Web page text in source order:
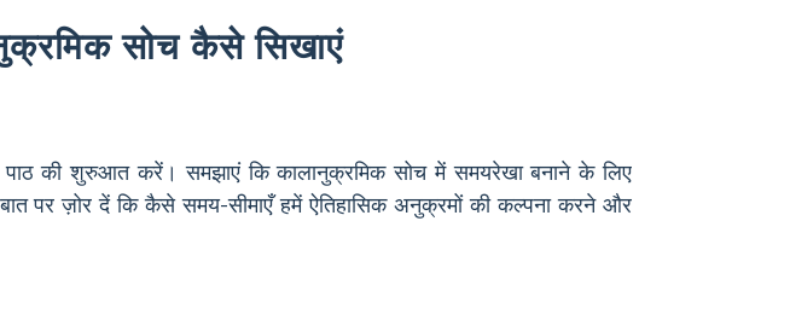
सोच कैसे सिखाएं
की शुरुआत करें। समझाएं कि कालानुक्रमिक सोच में समयरेखा बनाने के लिए
पर ज़ोर दें कि कैसे समय-सीमाएँ हमें ऐतिहासिक अनुक्रमों की कल्पना करने और